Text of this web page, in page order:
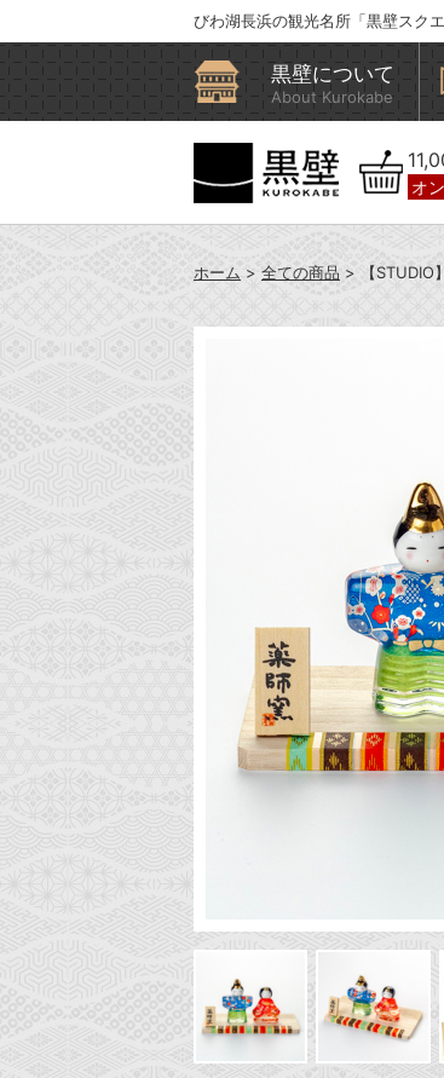
びわ湖長浜の観光名所「黒壁スク
黒壁について
About Kurokabe
オ
ホーム > 全ての商品 > 【STUDIO